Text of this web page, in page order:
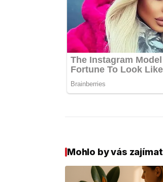
Mohlo by vás zajímat